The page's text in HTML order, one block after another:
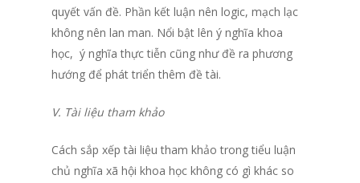
quyết vấn đề. Phần kết luận nên logic, mạch lạc
không nên lan man. Nổi bật lên ý nghĩa khoa
học, ý nghĩa thực tiễn cũng như đề ra phương
hướng để phát triển thêm đề tài.
V. Tài liệu tham khảo
Cách sắp xếp tài liệu tham khảo trong tiểu luận
chủ nghĩa xã hội khoa học không có gì khác so